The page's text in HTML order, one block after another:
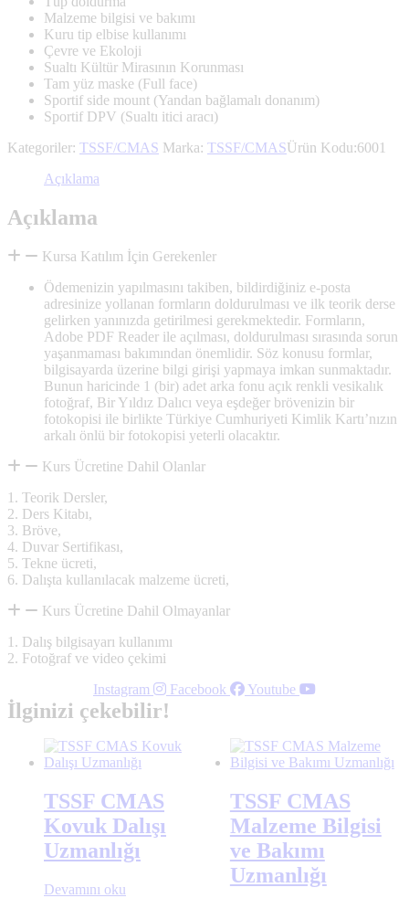
Malzeme bilgisi ve bakımı
Kuru tip elbise kullanımı
Çevre ve Ekoloji
Sualtı Kültür Mirasının Korunması
Tam yüz maske (Full face)
Sportif side mount (Yandan bağlamalı donanım)
Sportif DPV (Sualtı itici aracı)
Kategoriler: TSSF/CMAS Marka: TSSF/CMASÜrün Kodu:6001
Açıklama
Açıklama
Kursa Katılım İçin Gerekenler
Ödemenizin yapılmasını takiben, bildirdiğiniz e-posta
adresinize yollanan formların doldurulması ve ilk teorik derse
gelirken yanınızda getirilmesi gerekmektedir. Formların,
Adobe PDF Reader ile açılması, doldurulması sırasında sorun
yaşanmaması bakımından önemlidir. Söz konusu formlar,
bilgisayarda üzerine bilgi girişi yapmaya imkan sunmaktadır.
Bunun haricinde 1 (bir) adet arka fonu açık renkli vesikalık
fotoğraf, Bir Yıldız Dalıcı veya eşdeğer brövenizin bir
fotokopisi ile birlikte Türkiye Cumhuriyeti Kimlik Kartı’nızın
arkalı önlü bir fotokopisi yeterli olacaktır.
Kurs Ücretine Dahil Olanlar
1. Teorik Dersler,
2. Ders Kitabı,
3. Bröve,
4. Duvar Sertifikası,
5. Tekne ücreti,
6. Dalışta kullanılacak malzeme ücreti,
Kurs Ücretine Dahil Olmayanlar
1. Dalış bilgisayarı kullanımı
2. Fotoğraf ve video çekimi
Instagram
Facebook Youtube
İlginizi çekebilir!
TSSF CMAS
Kovuk Dalışı
Uzmanlığı
Devamını oku
TSSF CMAS
Malzeme Bilgisi
ve Bakımı
Uzmanlığı